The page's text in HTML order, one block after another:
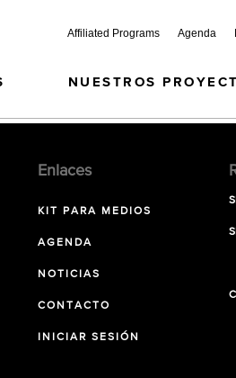
Affiliated Programs Agenda
NUESTROS
Enlaces
KIT PARA MEDIOS
AGENDA
NOTICIAS
CONTACTO
INICIAR SESIÓN